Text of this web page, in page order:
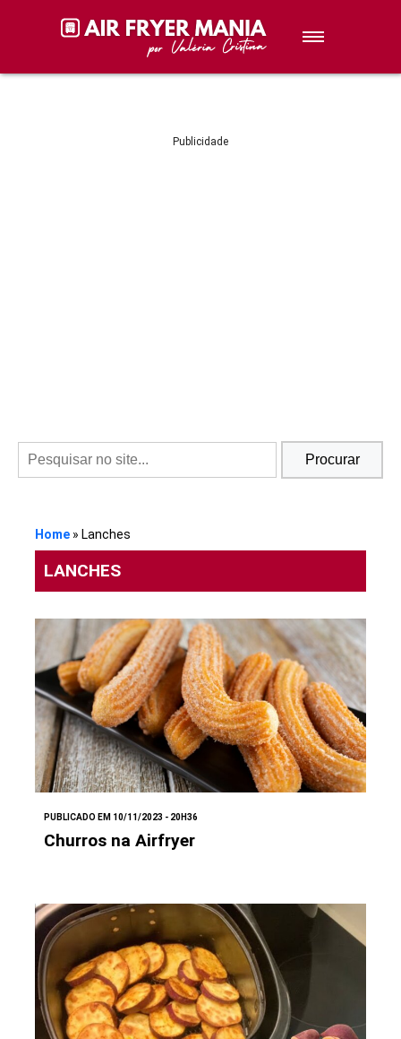
Sobremesas
Publicidade
Procurar
Home » Lanches
LANCHES
PUBLICADO EM 10/11/2023 - 20H36
Churros na Airfryer